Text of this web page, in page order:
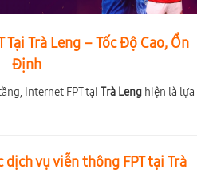
Tại Trà Leng – Tốc Độ Cao, Ổn
Định
Internet FPT tại Trà Leng hiện là lựa
vụ viễn thông FPT tại Trà